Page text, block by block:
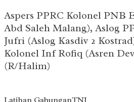
Aspers PPRC Kolonel PNB
Abd Saleh Malang), Aslog
Jufri (Aslog Kasdiv 2
Kolonel Inf Rofiq (Asren
(R/Halim)